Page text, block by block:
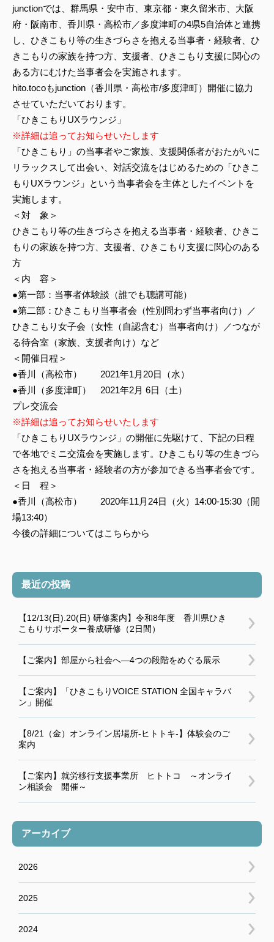
junctionでは、群馬県・安中市、東京都・東久留米市、大阪
府・阪南市、香川県・高松市／多度津町の4県5自治体と連携
し、ひきこもり等の生きづらさを抱える当事者・経験者、ひ
きこもりの家族を持つ方、支援者、ひきこもり支援に関心の
ある方にむけた当事者会を実施されます。
hito.tocoもjunction（香川県・高松市/多度津町）開催に協力
させていただいております。
「ひきこもりUXラウンジ」
※詳細は追ってお知らせいたします
「ひきこもり」の当事者やご家族、支援関係者がおたがいに
リラックスして出会い、対話交流をはじめるための「ひきこ
もりUXラウンジ」という当事者会を主体としたイベントを
実施します。
＜対 象＞
ひきこもり等の生きづらさを抱える当事者・経験者、ひきこ
もりの家族を持つ方、支援者、ひきこもり支援に関心のある
方
＜内 容＞
●第一部：当事者体験談（誰でも聴講可能）
●第二部：ひきこもり当事者会（性別問わず当事者向け）／
ひきこもり女子会（女性（自認含む）当事者向け）／つなが
る待合室（家族、支援者向け）など
＜開催日程＞
●香川（高松市） 2021年1月20日（水）
●香川（多度津町） 2021年2月 6日（土）
プレ交流会
※詳細は追ってお知らせいたします
「ひきこもりUXラウンジ」の開催に先駆けて、下記の日程
で各地でミニ交流会を実施します。ひきこもり等の生きづら
さを抱える当事者・経験者の方が参加できる当事者会です。
＜日 程＞
●香川（高松市） 2020年11月24日（火）14:00-15:30（開
場13:40）
今後の詳細についてはこちらから
最近の投稿
【12/13(日).20(日) 研修案内】令和8年度 香川県ひき
こもりサポーター養成研修（2日間）
【ご案内】部屋から社会へ―4つの段階をめぐる展示
【ご案内】「ひきこもりVOICE STATION 全国キャラバ
ン」開催
【8/21（金）オンライン居場所-ヒトトキ-】体験会のご
案内
【ご案内】就労移行支援事業所 ヒトトコ ～オンライ
ン相談会 開催～
アーカイブ
2026
2025
2024